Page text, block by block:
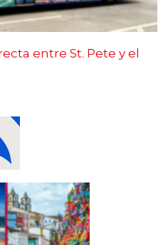
entre St. Pete y el